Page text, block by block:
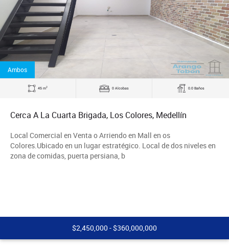
Ambos
45 m2 0 Alcobas 0.0 Baños
Cerca A La Cuarta Brigada, Los Colores, Medellín
Local Comercial en Venta o Arriendo en Mall en os
Colores.Ubicado en un lugar estratégico. Local de dos niveles en
zona de comidas, puerta persiana, b
$2,450,000 - $360,000,000